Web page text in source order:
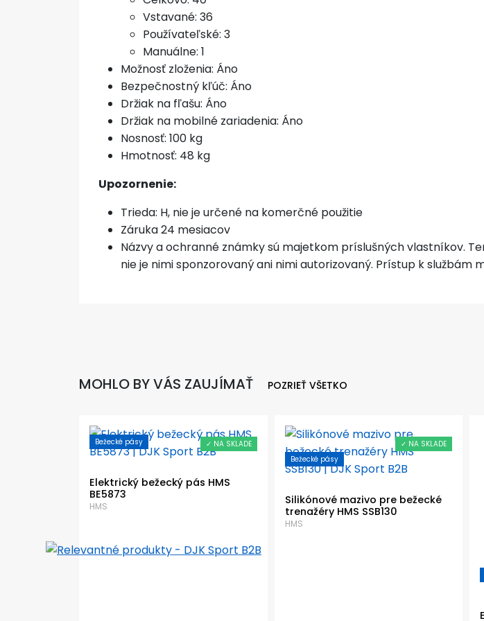
Vstavané: 36
Používateľské: 3
Manuálne: 1
Možnosť zloženia: Áno
Bezpečnostný kľúč: Áno
Držiak na fľašu: Áno
Držiak na mobilné zariadenia: Áno
Nosnosť: 100 kg
Hmotnosť: 48 kg
Upozornenie:
Trieda: H, nie je určené na komerčné použitie
Záruka 24 mesiacov
Názvy a ochranné známky sú majetkom príslušných vlastníkov.
nie je nimi sponzorovaný ani nimi autorizovaný. Prístup k
MOHLO BY VÁS ZAUJÍMAŤ POZRIEŤ VŠETKO
Bežecké pásy ✓ NA SKLADE
Elektrický bežecký pás HMS
BE5873
HMS
Bežecké pásy
✓ NA SKLADE
Silikónové mazivo pre bežecké
trenažéry HMS SSB130
HMS